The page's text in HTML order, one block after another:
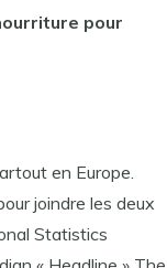
pour
en Europe.
joindre les deux
Statistics